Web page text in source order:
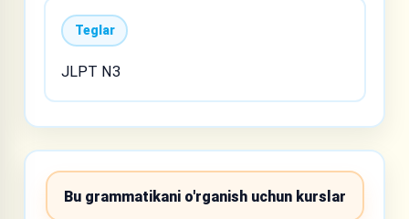
Teglar
JLPT N3
Bu grammatikani o'rganish uchun kurslar